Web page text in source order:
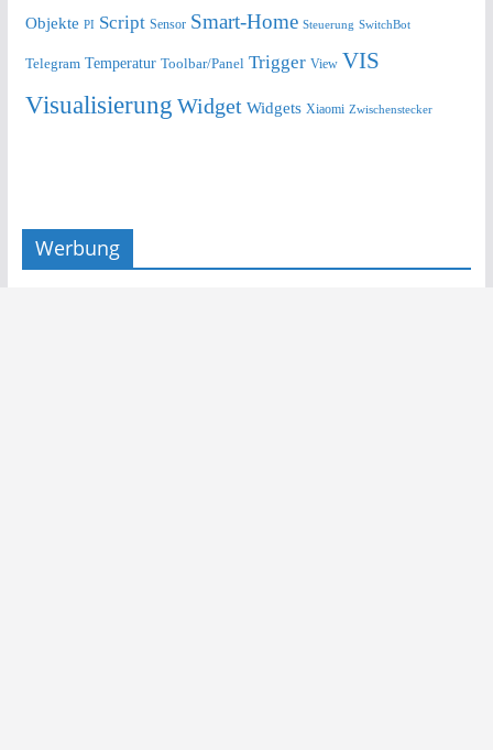
Objekte PI Script Sensor Smart-Home Steuerung SwitchBot
Telegram Temperatur Toolbar/Panel Trigger View VIS
Visualisierung Widget Widgets Xiaomi Zwischenstecker
Werbung